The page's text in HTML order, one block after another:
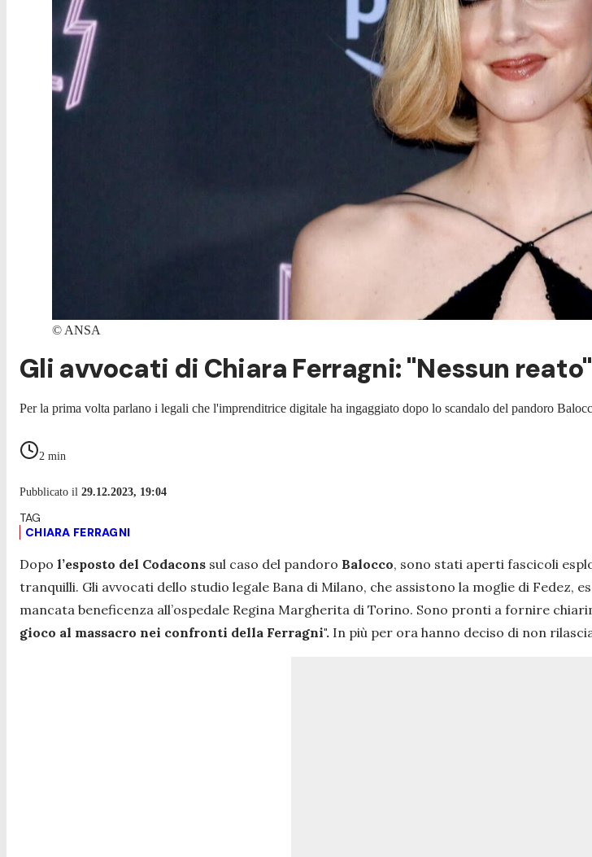
© ANSA
Gli avvocati di Chiara Ferragni: "Nessun
Per la prima volta parlano i legali che l'imprenditrice digitale ha ingaggiato dopo lo scandalo del pandoro
2 min
Pubblicato il 29.12.2023, 19:04
CHIARA FERRAGNI
Dopo l’esposto del Codacons sul caso del pandoro Balocco, sono stati aperti fascicoli
tranquilli. Gli avvocati dello studio legale Bana di Milano, che assistono la moglie di Fedez,
mancata beneficenza all’ospedale Regina Margherita di Torino. Sono pronti a fornire
gioco al massacro nei confronti della Ferragni". In più per ora hanno deciso di non